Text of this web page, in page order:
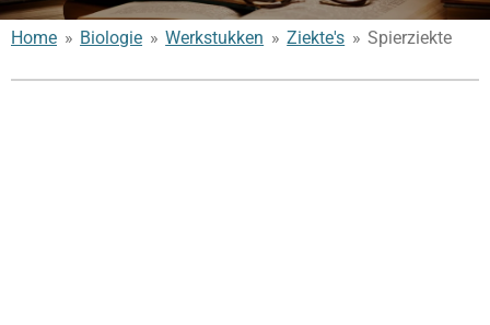
Home » Biologie » Werkstukken » Ziekte's » Spierziekte